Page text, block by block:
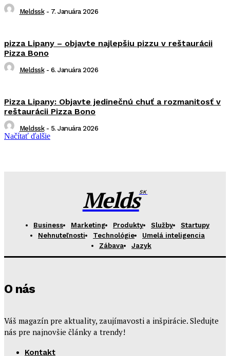
Meldssk - 7. Januára 2026
pizza Lipany – objavte najlepšiu pizzu v reštaurácii
Pizza Bono
Meldssk - 6. Januára 2026
Pizza Lipany: Objavte jedinečnú chuť a rozmanitosť v
reštaurácii Pizza Bono
Meldssk - 5. Januára 2026
Načítať ďalšie
MeldsSK
Business Marketing Produkty Služby
Startupy
Nehnuteľnosti
Technológie
Umelá inteligencia
Zábava
Jazyk
O nás
Váš magazín pre aktuality, zaujímavosti a inšpirácie. Sledujte
nás pre najnovšie články a trendy!
Kontakt